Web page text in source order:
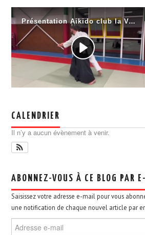
CALENDRIER
Il n’y a aucun évènement à venir.
ABONNEZ-VOUS À CE BLOG PAR
Saisissez votre adresse e-mail pour vous
une notification de chaque nouvel article par
Adresse
e-